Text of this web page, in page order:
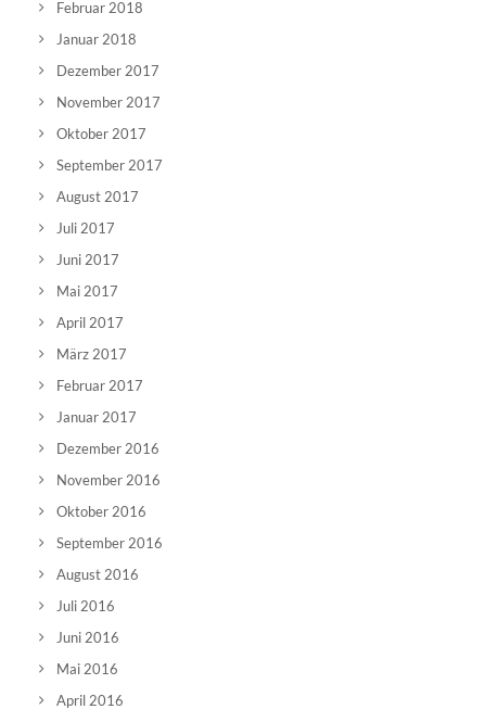
Februar 2018
Januar 2018
Dezember 2017
November 2017
Oktober 2017
September 2017
August 2017
Juli 2017
Juni 2017
Mai 2017
April 2017
März 2017
Februar 2017
Januar 2017
Dezember 2016
November 2016
Oktober 2016
September 2016
August 2016
Juli 2016
Juni 2016
Mai 2016
April 2016